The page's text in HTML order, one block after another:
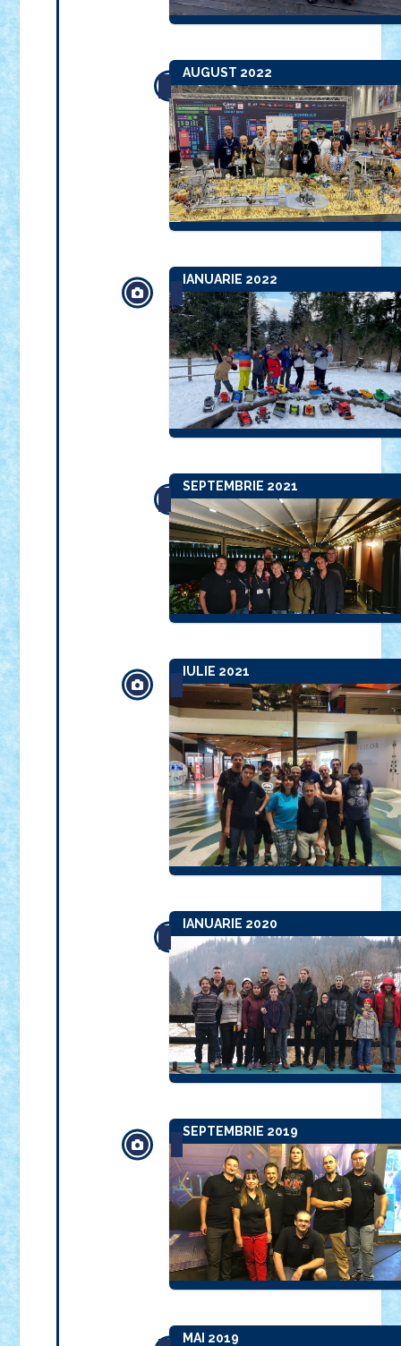
AUGUST 2022
IANUARIE 2022
SEPTEMBRIE 2021
IULIE 2021
IANUARIE 2020
SEPTEMBRIE 2019
MAI 2019